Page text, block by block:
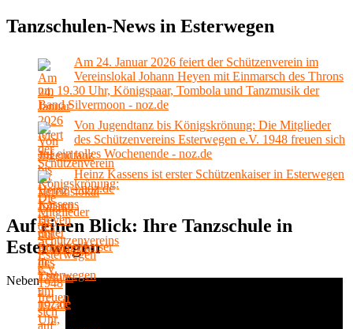
Tanzschulen-News in Esterwegen
Am 24. Januar 2026 feiert der Schützenverein im
Vereinslokal Johann Heyen mit Einmarsch des Throns
um 19.30 Uhr, Königspaar, Tombola und Tanzmusik der
Band Silvermoon - noz.de
Von Jugendtanz bis Königskrönung: Die Mitglieder
des Schützenvereins Esterwegen e.V. 1948 freuen sich
auf ein tolles Wochenende - noz.de
Heinz Kassens ist erster Schützenkaiser in Esterwegen
- noz.de
Auf einen Blick: Ihre Tanzschule in
Esterwegen
Neben